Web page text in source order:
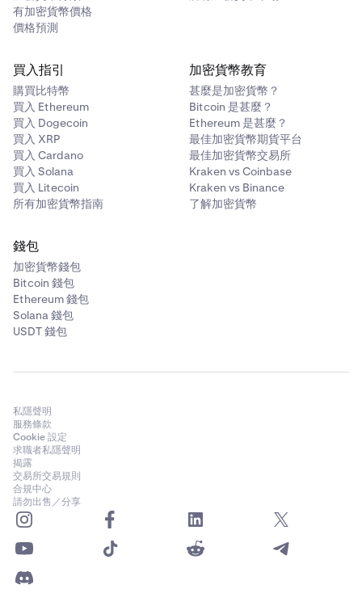
有加密貨幣價格
價格預測
買入指引
購買比特幣
買入 Ethereum
買入 Dogecoin
買入 XRP
買入 Cardano
買入 Solana
買入 Litecoin
所有加密貨幣指南
加密貨幣教育
甚麼是加密貨幣？
Bitcoin 是甚麼？
Ethereum 是甚麼？
最佳加密貨幣期貨平台
最佳加密貨幣交易所
Kraken vs Coinbase
Kraken vs Binance
了解加密貨幣
錢包
加密貨幣錢包
Bitcoin 錢包
Ethereum 錢包
Solana 錢包
USDT 錢包
私隱聲明
服務條款
Cookie 設定
求職者私隱聲明
揭露
交易所交易規則
合規中心
請勿出售／分享